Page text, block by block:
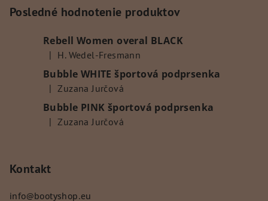
Posledné hodnotenie produktov
Rebell Women overal BLACK
Hodnotenie produktu je 5 z 5 hviezdičiek.
| H. Wedel-Fresmann
Bubble WHITE športová podprsenka
Hodnotenie produktu je 5 z 5 hviezdičiek.
| Zuzana Jurčová
Bubble PINK športová podprsenka
Hodnotenie produktu je 5 z 5 hviezdičiek.
| Zuzana Jurčová
Kontakt
info@bootyshop.eu